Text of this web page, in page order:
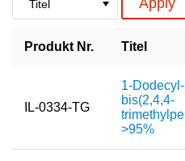
Produktlisten
Ionische Flüssigkeiten
Batteriematerialien
Nanotech & Coatings
Produkt Nr. Titel
IL-0334-TG
1-
bis(2,4,4-
>95%